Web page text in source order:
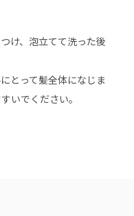
け、泡立てて洗った後
とって髪全体になじま
いでください。